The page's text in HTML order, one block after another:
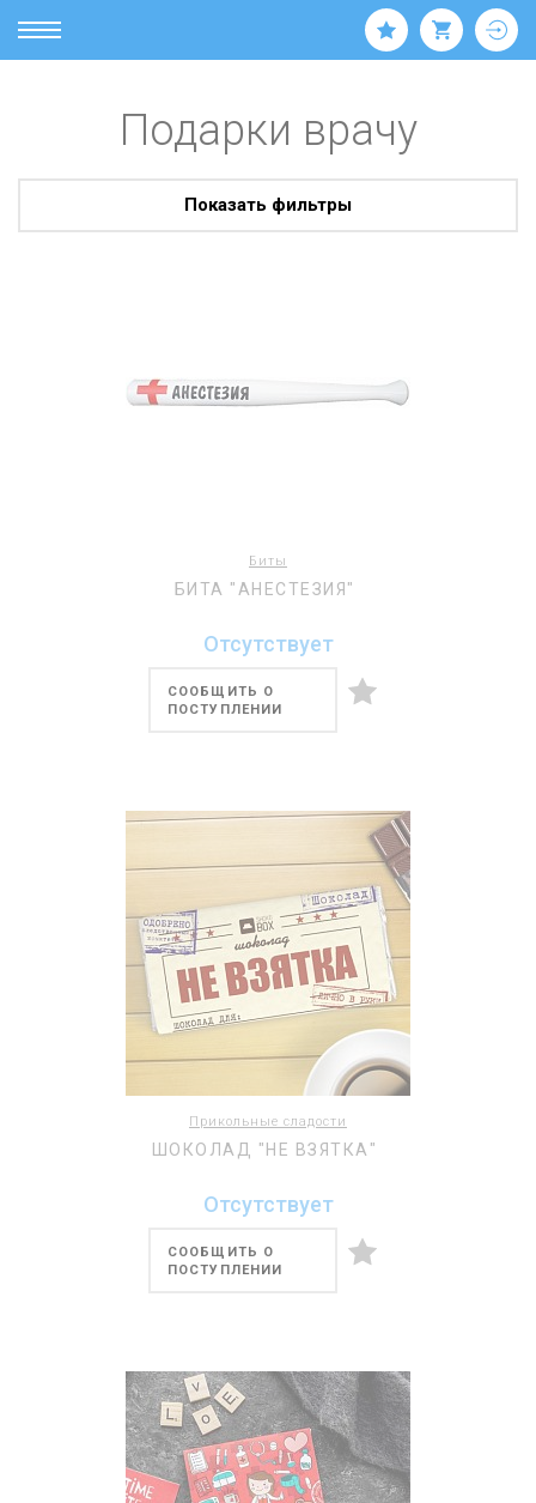
Подарки врачу
Показать фильтры
Биты
БИТА "АНЕСТЕЗИЯ"
Отсутствует
СООБЩИТЬ О
ПОСТУПЛЕНИИ
Прикольные сладости
ШОКОЛАД "НЕ ВЗЯТКА"
Отсутствует
СООБЩИТЬ О
ПОСТУПЛЕНИИ